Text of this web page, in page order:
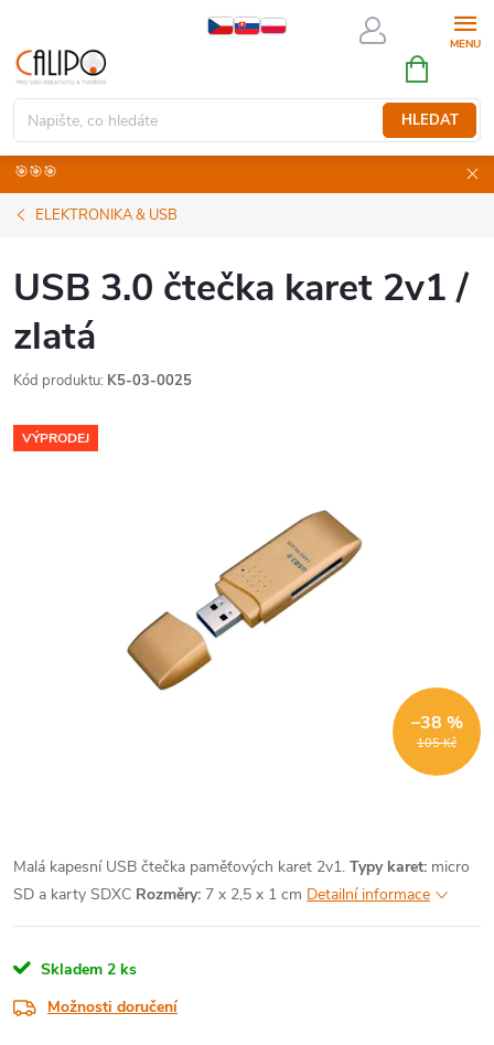
obsah
HLEDAT
NÁKUPNÍ
KOŠÍK
🎯🎯🎯
ELEKTRONIKA & USB
USB 3.0 čtečka karet 2v1 /
zlatá
Kód produktu: K5-03-0025
VÝPRODEJ
105 Kč
–38 %
Malá kapesní USB čtečka paměťových karet 2v1. Typy karet: micro
SD a karty SDXC Rozměry: 7 x 2,5 x 1 cm Detailní informace
Skladem 2 ks
Možnosti doručení